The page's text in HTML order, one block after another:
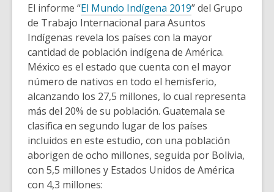
El informe “El Mundo Indígena 2019,
o
p
e
n
s
a
n
e
w
w
i
” del Grupo
de Trabajo Internacional para Asuntos
Indígenas revela los países con la mayor
cantidad de población indígena de América.
México es el estado que cuenta con el mayor
número de nativos en todo el hemisferio,
alcanzando los 27,5 millones, lo cual representa
más del 20% de su población. Guatemala se
clasifica en segundo lugar de los países
incluidos en este estudio, con una población
aborigen de ocho millones, seguida por Bolivia,
con 5,5 millones y Estados Unidos de América
con 4,3 millones: